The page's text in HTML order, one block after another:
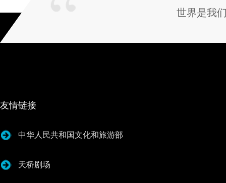
世界是我
友情链接
中华人民共和国文化和旅游部
天桥剧场